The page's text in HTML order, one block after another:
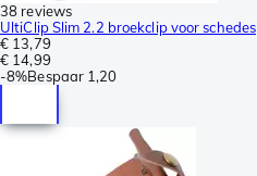
38 reviews
UltiClip Slim 2.2 broekclip voor schedes
€ 13,79
€ 14,99
-8%Bespaar 1,20